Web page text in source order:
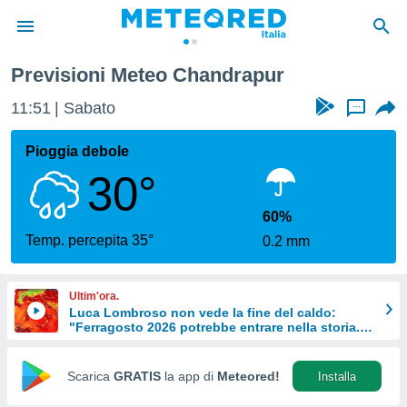
di
per
le
di
Web
Previsioni Meteo Chandrapur
11:51 Sabato ...
Pioggia debole
30°
Temp. percepita 35°
60%
0.2 mm
Ultim'ora.
Luca Lombroso non vede la fine del caldo:
"Ferragosto 2026 potrebbe entrare nella storia.
Scarica GRATIS la app di Meteored! Installa